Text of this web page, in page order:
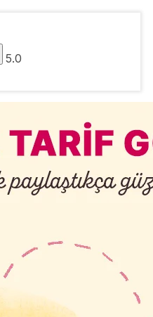
5.0